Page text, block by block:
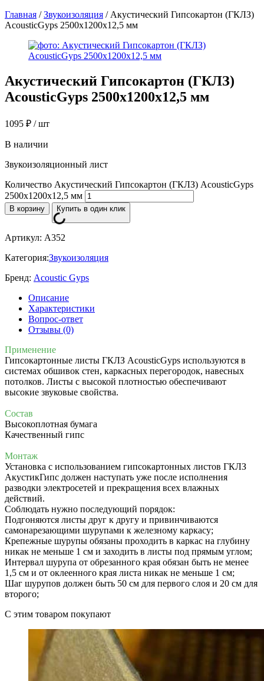
Главная /Звукоизоляция / Акустический Гипсокартон (ГКЛЗ)
AcousticGyps 2500х1200х12,5 мм
Акустический Гипсокартон (ГКЛЗ)
AcousticGyps 2500х1200х12,5 мм
1095 ₽ / шт
В наличии
Звукоизоляционный лист
Количество Акустический Гипсокартон (ГКЛЗ) AcousticGyps
2500х1200х12,5 мм
В корзину Купить в один клик
Артикул: A352
Категория:Звукоизоляция
Бренд: Acoustic Gyps
Описание
Характеристики
Вопрос-ответ
Отзывы (0)
Применение
Гипсокартонные листы ГКЛЗ AcousticGyps используются в
системах обшивок стен, каркасных перегородок, навесных
потолков. Листы с высокой плотностью обеспечивают
высокие звуковые свойства.
Состав
Высокоплотная бумага
Качественный гипс
Монтаж
Установка с использованием гипсокартонных листов ГКЛЗ
АкустикГипс должен наступать уже после исполнения
разводки электросетей и прекращения всех влажных
действий.
Соблюдать нужно последующий порядок:
Подгоняются листы друг к другу и привинчиваются
самонарезающими шурупами к железному каркасу;
Крепежные шурупы обязаны проходить в каркас на глубину
никак не меньше 1 см и заходить в листы под прямым углом;
Интервал шурупа от обрезанного края обязан быть не менее
1,5 см и от оклеенного края листа никак не меньше 1 см;
Шаг шурупов должен быть 50 см для первого слоя и 20 см для
второго;
C этим товаром покупают